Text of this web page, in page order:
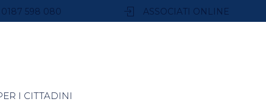
0187 598 080 ASSOCIATI ONLINE
I CITTADINI